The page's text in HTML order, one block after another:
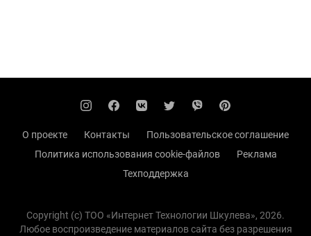
О проекте Контакты
Пользовательское соглашение
Политика использования cookie-файлов
Реклама
Техподдержка
Copyright (с) TOO «Интернет Технологии Шкулева», 2026.
Любое воспроизведение материалов сайта без разрешения